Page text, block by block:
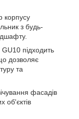
корпусу
з будь-
підходить
дозволяє
та
фасадів
об'єктів